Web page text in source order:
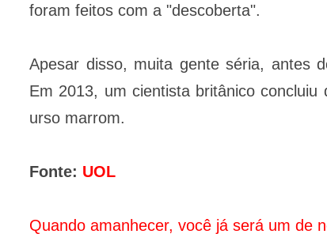
foram feitos com a "descoberta".
Apesar disso, muita gente séria, antes
Em 2013, um cientista britânico
urso marrom.
Fonte: UOL
Quando amanhecer, você já será um de